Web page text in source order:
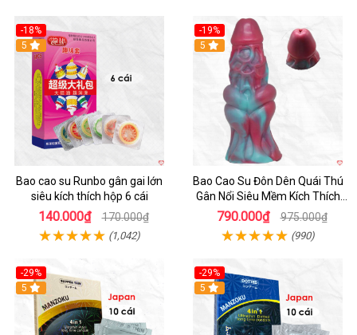
-18%
Hot
5
Bao cao su Runbo gân gai lớn
siêu kích thích hộp 6 cái
140.000₫ 170.000₫
(1,042)
-19%
5
Bao Cao Su Đôn Dên Quái Thú
Gân Nổi Siêu Mềm Kích Thích
Tột Đỉnh
790.000₫ 975.000₫
(990)
-29%
5
-29%
5